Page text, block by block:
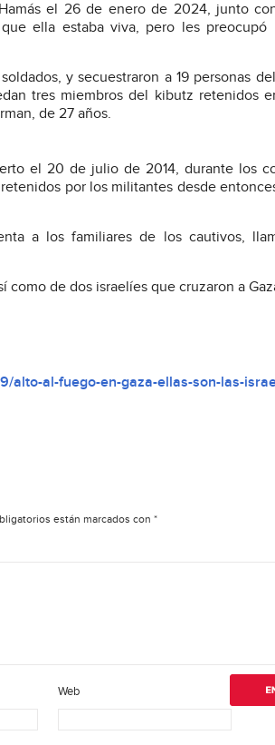
el 26 de enero de 2024, junto
ella estaba viva, pero les preocupó
y secuestraron a 19 personas
tres miembros del kibutz retenidos
de 27 años.
el 20 de julio de 2014, durante los
por los militantes desde
a los familiares de los cautivos,
de dos israelíes que cruzaron a
alto-al-fuego-en-gaza-ellas-son-las-
están marcados con *
Web